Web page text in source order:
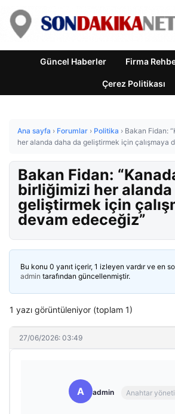
Güncel Haberler Firma
Çerez Politikası
Ana sayfa › Forumlar › Politika › Bakan Fidan:
her alanda daha da geliştirmek için çalışmaya
Bakan Fidan:
birliğimizi her alanda
geliştirmek için
devam edeceğiz”
Bu konu 0 yanıt içerir, 1 izleyen vardır ve en
admin tarafından güncellenmiştir.
1 yazı görüntüleniyor (toplam 1)
27/06/2026: 03:49
A admin Anahtar